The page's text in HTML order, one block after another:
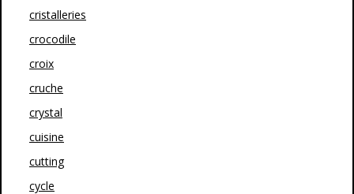
cristalleries
crocodile
croix
cruche
crystal
cuisine
cutting
cycle